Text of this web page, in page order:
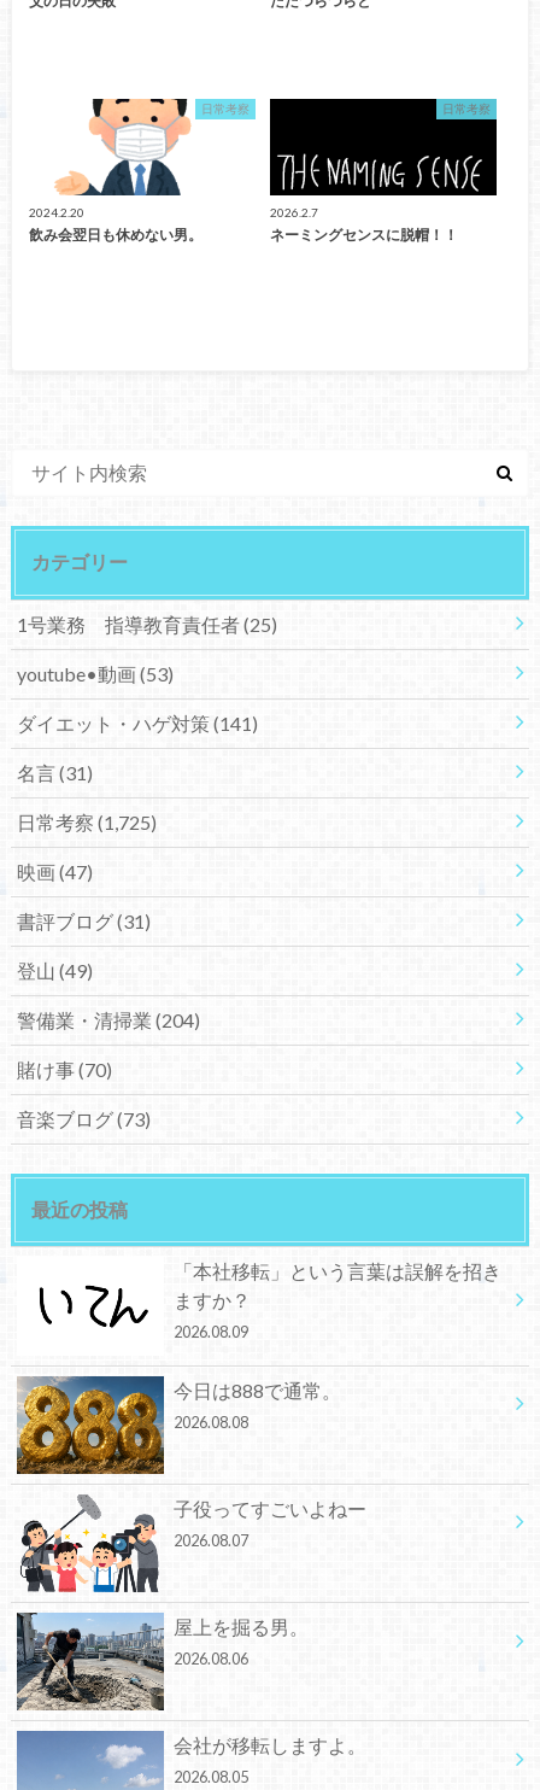
日常考察
2024.2.20
飲み会翌日も休めない男。
日常考察
2026.2.7
ネーミングセンスに脱帽！！
カテゴリー
1号業務 指導教育責任者(25)
youtube•動画(53)
ダイエット・ハゲ対策(141)
名言(31)
日常考察 (1,725)
映画(47)
書評ブログ(31)
登山 (49)
警備業・清掃業 (204)
賭け事(70)
音楽ブログ(73)
最近の投稿
「本社移転」という言葉は誤解を招き
ますか？
2026.08.09
今日は888で通常。
2026.08.08
子役ってすごいよねー
2026.08.07
屋上を掘る男。
2026.08.06
会社が移転しますよ。
2026.08.05